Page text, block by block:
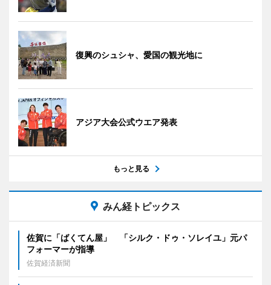
復興のシュシャ、愛国の観光地に
アジア大会公式ウエア発表
もっと見る
みん経トピックス
佐賀に「ばくてん屋」 「シルク・ドゥ・ソレイユ」元パ
フォーマーが指導
佐賀経済新聞